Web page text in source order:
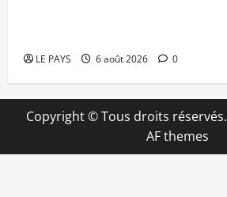
LE PAYS 6 août 2026 0
Copyright © Tous droits réservés.
AF themes